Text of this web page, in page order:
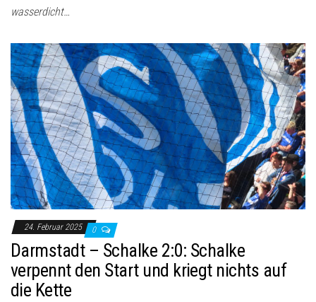
wasserdicht…
24. Februar 2025 0
Darmstadt – Schalke 2:0: Schalke
verpennt den Start und kriegt nichts auf
die Kette